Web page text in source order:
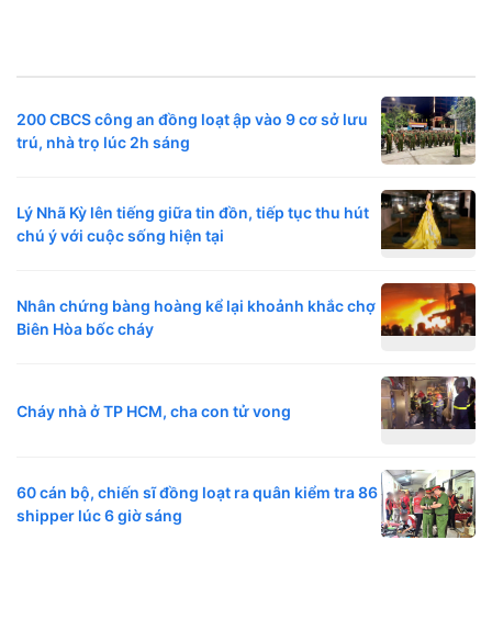
200 CBCS công an đồng loạt ập vào 9 cơ sở lưu
trú, nhà trọ lúc 2h sáng
Lý Nhã Kỳ lên tiếng giữa tin đồn, tiếp tục thu hút
chú ý với cuộc sống hiện tại
Nhân chứng bàng hoàng kể lại khoảnh khắc chợ
Biên Hòa bốc cháy
Cháy nhà ở TP HCM, cha con tử vong
60 cán bộ, chiến sĩ đồng loạt ra quân kiểm tra 86
shipper lúc 6 giờ sáng